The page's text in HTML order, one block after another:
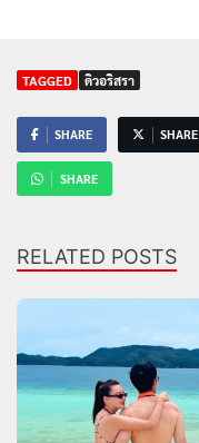
TAGGED ดิวอริสรา
SHARE SHARE
SHARE
RELATED POSTS